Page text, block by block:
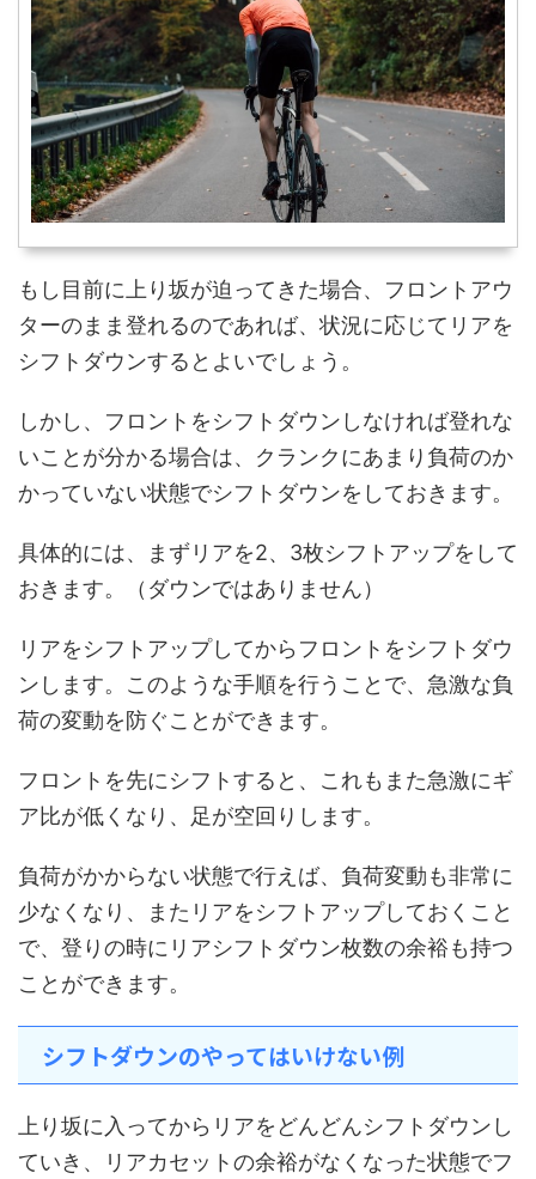
もし目前に上り坂が迫ってきた場合、フロントアウ
ターのまま登れるのであれば、状況に応じてリアを
シフトダウンするとよいでしょう。
しかし、フロントをシフトダウンしなければ登れな
いことが分かる場合は、クランクにあまり負荷のか
かっていない状態でシフトダウンをしておきます。
具体的には、まずリアを2、3枚シフトアップをして
おきます。（ダウンではありません）
リアをシフトアップしてからフロントをシフトダウ
ンします。このような手順を行うことで、急激な負
荷の変動を防ぐことができます。
フロントを先にシフトすると、これもまた急激にギ
ア比が低くなり、足が空回りします。
負荷がかからない状態で行えば、負荷変動も非常に
少なくなり、またリアをシフトアップしておくこと
で、登りの時にリアシフトダウン枚数の余裕も持つ
ことができます。
シフトダウンのやってはいけない例
上り坂に入ってからリアをどんどんシフトダウンし
ていき、リアカセットの余裕がなくなった状態でフ